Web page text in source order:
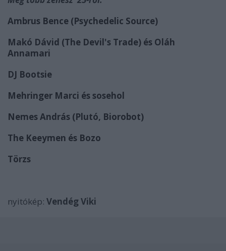
Ambrus Bence (Psychedelic Source)
Makó Dávid (The Devil's Trade) és Oláh
Annamari
DJ Bootsie
Mehringer Marci és sosehol
Nemes András (Plutó, Biorobot)
The Keeymen és Bozo
Törzs
nyitókép: Vendég Viki